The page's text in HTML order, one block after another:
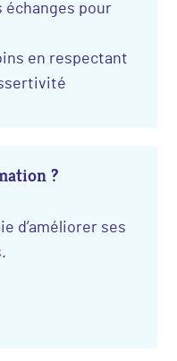
échanges pour
en respectant
?
d’améliorer ses